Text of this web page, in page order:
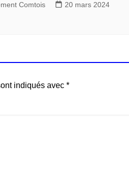
Comtois
20 mars 2024
indiqués avec *